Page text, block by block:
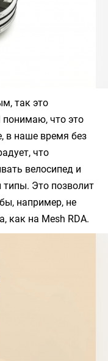
так это
понимаю, что это
в наше время без
что
велосипед и
Это позволит
например, не
как на Mesh RDA.